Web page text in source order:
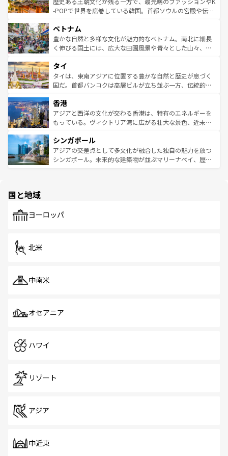
い。オーストラリアの多彩な魅力を存分に味わいつくそ
参照してほしい。
驚きをもたらしてくれる。また、奥深い台湾の食文化も魅
容にもいいと評判のスイーツなど、バラエティ豊かな料理
が味わえる。 なお、新着の台湾情報は コンテンツ一覧を参
照してほしい。
-POPで世界を席巻している韓国。首都ソウルの宮殿や伝統
き、地方に足を延ばせば四季折々の自然美を楽しむことが
できる。そして、キムチや焼肉、絶品のストリートフード
まで、さまざまな韓国料理が待っている。夜には、韓国な
リティに包まれながら、韓国の多彩な魅力を心ゆくまで味
わってみてほしい。 なお、新着の韓国情報はコンテンツ一
覧を参照してほしい。
ベトナム
豊かな自然と多様な文化が魅力的なベトナム。南北に細長
く伸びる国土には、広大な田園風景や青々とした山々、世
急速な発展と共に伝統が息づく。ハノイの古い町並みやホ
ーチミン市のフランス統治時代の建物も、独特の雰囲気を
醸し出している。また、バラエティの豊かさとおいしさで
とつ。フォーやバインミー、ベトナムコーヒーなどは、ぜ
ひ現地で味わいたい。どの地域を訪れてもあたたかい人々
が旅行者を迎えてくれるので、きっと忘れられない旅にな
参照してほしい。
タイ
タイは、東南アジアに位置する豊かな自然と歴史が息づく
国だ。首都バンコクは高層ビルが立ち並ぶ一方、伝統的な
の活気が交差している。北部ではチェンマイなどの山岳地
帯で自然と触れ合い、南部ではプーケットやクラビの美し
いビーチでリゾート気分を楽しむことができる。タイ料理
激する。気候は一年中温暖で、どの季節にも異なる楽しみ
が待っている。親しみやすいタイの人々、仏教を中心とし
た文化、そして多様な観光資源が、訪れる旅人を魅了し続
香港
アジアと西洋の文化が交わる香港は、特有のエネルギーを
もっている。ヴィクトリア湾に広がる壮大な景色、近未来
み、どこを訪れても感動するはず。観光スポットが密集し
ており、効率よく見どころを回れるのも魅力。息をのむよ
うな絶景から文化的な体験まで、香港を存分に楽しみ尽く
シンガポール
アジアの交差点として多文化が融合した独自の魅力を放つ
シンガポール。未来的な建築物が並ぶマリーナベイ、歴史
で、ホーカーズは地元の風情を楽しめる外せないスポット
国と地域
ヨーロッパ
北米
中南米
オセアニア
ハワイ
リゾート
アジア
中近東